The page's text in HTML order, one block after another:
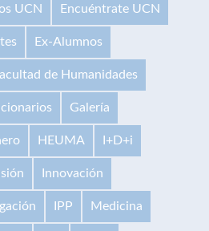
UCN Encuéntrate UCN
Ex-Alumnos
de Humanidades
Galería
HEUMA I+D+i
Innovación
IPP Medicina